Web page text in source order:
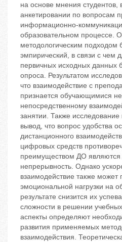
на основе мнения студентов,
анкетировании по вопросам
информационно-
образовательном процессе.
методологическим подходом
эмпирический, в связи с чем
первичных исходных данных
опроса. Результатом
что взаимодействие с
признается обучающимися
непосредственному
занятии. Также исследование
вывод, что вопрос удобства
дистанционного
цифровых средств
преимуществом ДО являются
непрерывность. Однако
взаимодействие также
эмоциональной нагрузки на
результате снизится их
сложности в решении
аспекты определяют
развития применяемых
взаимодействия.